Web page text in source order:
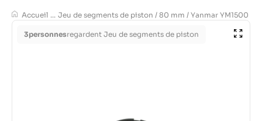
Accueil ... Jeu de segments de piston / 80 mm / Yanmar YM1500
3personnesregardent Jeu de segments de piston